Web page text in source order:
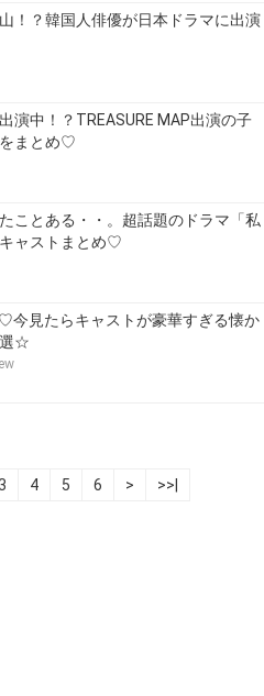
！？韓国人俳優が日本ドラマに出演
演中！？TREASURE MAP出演の子
まとめ♡
ことある・・。超話題のドラマ「私
ャストまとめ♡
今見たらキャストが豪華すぎる懐か
☆
4 5 6 > >>|